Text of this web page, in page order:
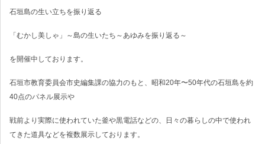
石垣島の生い立ちを振り返る
「むかし美しゃ」～島の生いたち～あゆみを振り返る～
を開催中しております。
石垣市教育委員会市史編集課の協力のもと、昭和20年〜50年代の石垣島を約
40点のパネル展示や
戦前より実際に使われていた釜や黒電話などの、日々の暮らしの中で使われ
てきた道具などを複数展示しております。